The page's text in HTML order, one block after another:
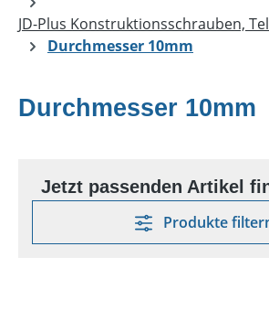
JD-Plus Konstruktionsschrauben,
Durchmesser 10mm
Durchmesser 10mm
Produkte